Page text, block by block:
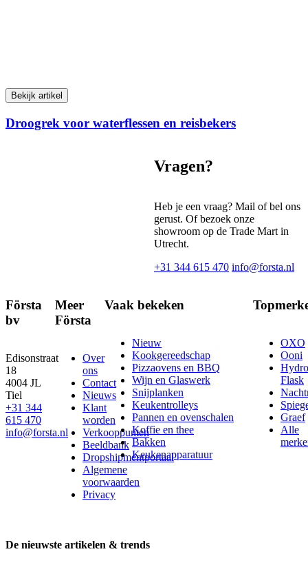
Bekijk artikel
Droogrek voor waterflessen en reisbekers
Vragen?
Heb je een vraag? Mail of bel ons
gerust. Of bezoek onze
showroom op de Trade Mart in
Utrecht.
+31 344 615 470 info@forsta.nl
Första
bv
Edisonstraat
18
4004 JL
Tiel
+31 344
615 470
info@forsta.nl
Meer
Första
Over
ons
Contact
Nieuws
Klant
worden
Verkooppunten
Beeldbank
Dropshipmentportaal
Algemene
voorwaarden
Privacy
Vaak bekeken
Nieuw
Kookgereedschap
Pizzaovens en BBQ
Wijn en Glaswerk
Snijplanken
Keukentrolleys
Pannen en ovenschalen
Koffie en thee
Bakken
Keukenapparatuur
OXO
Ooni
Hydro
Flask
Graef
Alle
De nieuwste artikelen & trends